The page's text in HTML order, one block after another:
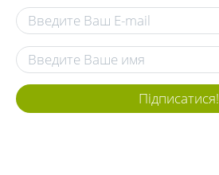
Підписатися!